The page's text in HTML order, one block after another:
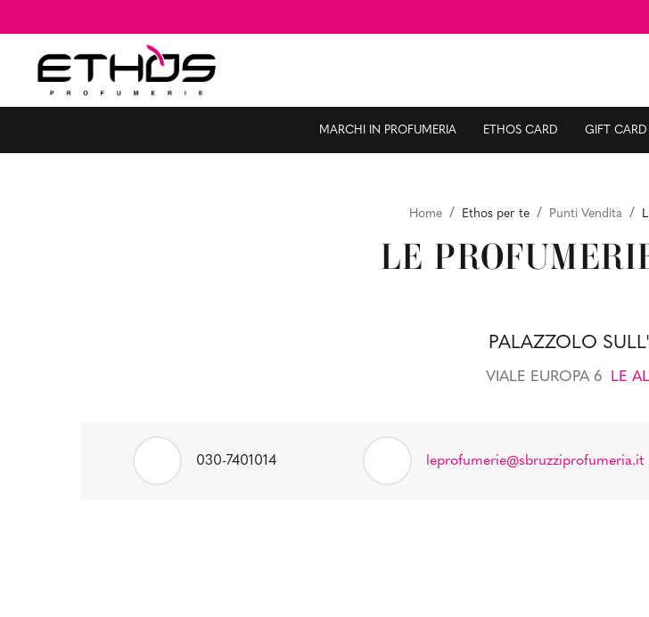
MARCHI IN PROFUMERIA ETHOS CARD GIFT CARD
Home Ethos per te Punti Vendita
LE
PALAZZOLO
VIALE EUROPA 6 LE
030-7401014 leprofumerie@sbruzziprofumeria.it